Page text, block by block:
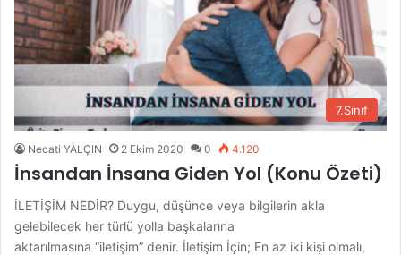
7.Sınıf
Necati YALÇIN 2 Ekim 2020 0 4.120
İnsandan İnsana Giden Yol (Konu Özeti)
İLETİŞİM NEDİR? Duygu, düşünce veya bilgilerin akla
gelebilecek her türlü yolla başkalarına
aktarılmasına “iletişim” denir. İletişim İçin; En az iki kişi olmalı,